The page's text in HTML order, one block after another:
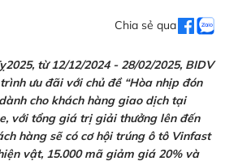
Chia sẻ qua
từ 12/12/2024 - 28/02/2025, BIDV
ưu đãi với chủ đề “Hòa nhịp đón
cho khách hàng giao dịch tại
với tổng giá trị giải thưởng lên đến
hàng sẽ có cơ hội trúng ô tô Vinfast
vật, 15.000 mã giảm giá 20% và